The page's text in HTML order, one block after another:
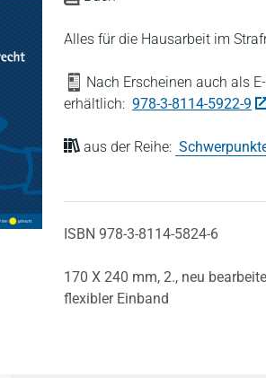
Alles für die Hausarbeit im
Nach Erscheinen auch als
erhältlich: 978-3-8114-5922-9
aus der Reihe:
ISBN 978-3-8114-5824-6
170 X 240 mm, 2., neu
flexibler Einband